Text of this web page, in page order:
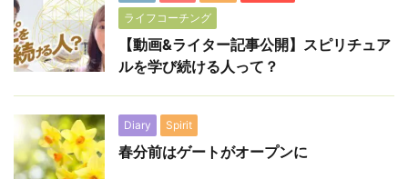
ライフコーチング
【動画&ライター記事公開】スピリチュア
ルを学び続ける人って？
Diary Spirit
春分前はゲートがオープンに